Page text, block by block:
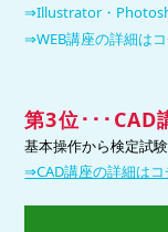
⇒Illustrator・
⇒WEB講座の詳細は
第3位･･･ CAD
基本操作から検定試
⇒CAD講座の詳細はコ